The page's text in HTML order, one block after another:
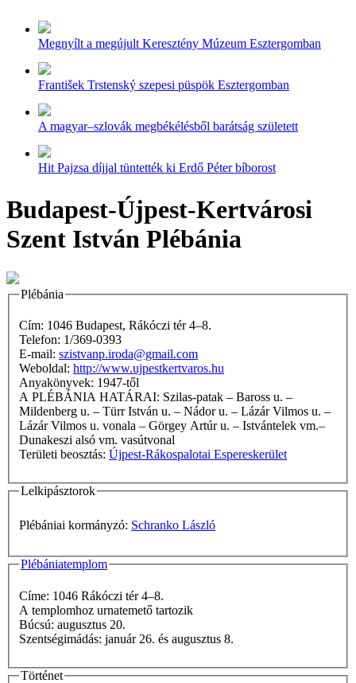
Megnyílt a megújult Keresztény Múzeum Esztergomban
František Trstenský szepesi püspök Esztergomban
A magyar–szlovák megbékélésből barátság született
Hit Pajzsa díjjal tüntették ki Erdő Péter bíborost
Budapest-Újpest-Kertvárosi
Szent István Plébánia
Plébánia
Cím: 1046 Budapest, Rákóczi tér 4–8.
Telefon: 1/369-0393
E-mail: szistvanp.iroda@gmail.com
Weboldal: http://www.ujpestkertvaros.hu
Anyakönyvek: 1947-től
A PLÉBÁNIA HATÁRAI: Szilas-patak – Baross u. –
Mildenberg u. – Türr István u. – Nádor u. – Lázár Vilmos u. –
Lázár Vilmos u. vonala – Görgey Artúr u. – Istvántelek vm.–
Dunakeszi alsó vm. vasútvonal
Területi beosztás: Újpest-Rákospalotai Espereskerület
Lelkipásztorok
Plébániai kormányzó: Schranko László
Plébániatemplom
Címe: 1046 Rákóczi tér 4–8.
A templomhoz urnatemető tartozik
Búcsú: augusztus 20.
Szentségimádás: január 26. és augusztus 8.
Történet